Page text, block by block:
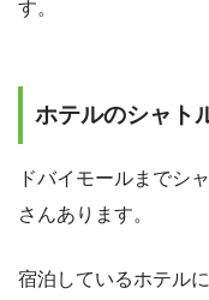
す。
ホテルのシャト
ドバイモールまでシ
さんあります。
宿泊しているホテル